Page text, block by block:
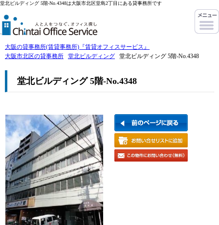
堂北ビルディング 5階-No.4348は大阪市北区堂島2丁目にある貸事務所です
大阪の貸事務所(賃貸事務所)『賃貸オフィスサービス』
大阪市北区の貸事務所
堂北ビルディング 堂北ビルディング 5階-No.4348
堂北ビルディング 5階-No.4348